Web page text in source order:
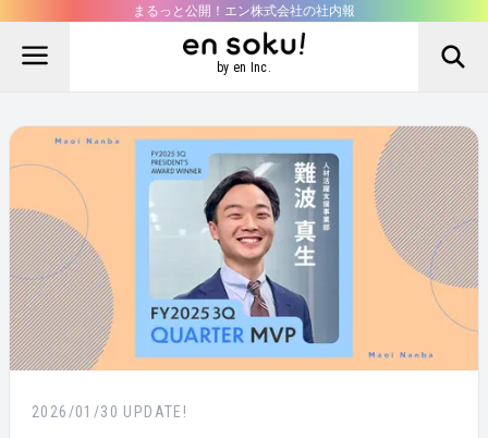
まるっと公開！エン株式会社の社内報
by en Inc.
2026/01/30 UPDATE!